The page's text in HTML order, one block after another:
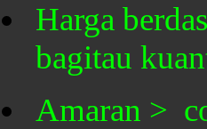
Harga
bagitau
Amaran >